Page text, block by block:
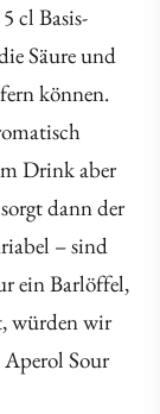
cl Basis-
Säure und
können.
Drink aber
dann der
– sind
ein Barlöffel,
würden wir
Sour